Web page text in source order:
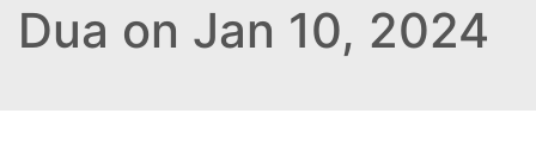
Dua on Jan 10, 2024